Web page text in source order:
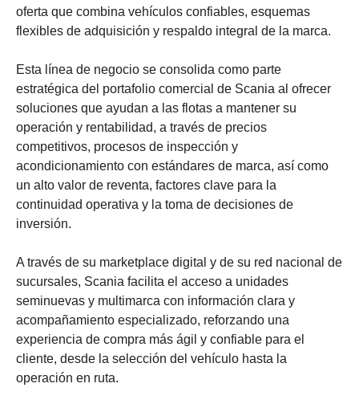
oferta que combina vehículos confiables, esquemas
flexibles de adquisición y respaldo integral de la marca.
Esta línea de negocio se consolida como parte
estratégica del portafolio comercial de Scania al ofrecer
soluciones que ayudan a las flotas a mantener su
operación y rentabilidad, a través de precios
competitivos, procesos de inspección y
acondicionamiento con estándares de marca, así como
un alto valor de reventa, factores clave para la
continuidad operativa y la toma de decisiones de
inversión.
A través de su marketplace digital y de su red nacional de
sucursales, Scania facilita el acceso a unidades
seminuevas y multimarca con información clara y
acompañamiento especializado, reforzando una
experiencia de compra más ágil y confiable para el
cliente, desde la selección del vehículo hasta la
operación en ruta.